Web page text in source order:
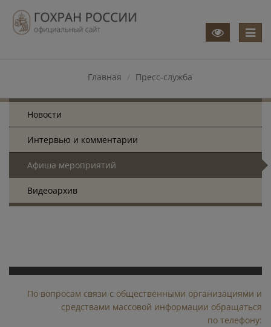
Меню
Главная Пресс-служба
Новости
Интервью и комментарии
Афиша мероприятий
Видеоархив
По вопросам связи с общественными организациями и
средствами массовой информации обращаться
по телефону: